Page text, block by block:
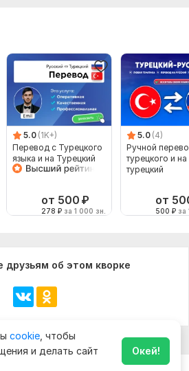
5.0 (1K+)
Перевод с Турецкого
языка и на Турецкий
язык от носителя
от 500 ₽
278 ₽ за 1 000 зн.
5.0 (4)
Ручной
турецкого и на
турецкий
от
500 ₽ за
друзьям об этом кворке
cookie , чтобы
и делать сайт
Окей!